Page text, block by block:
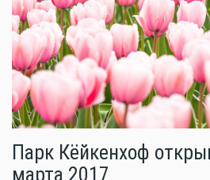
Парк Кёйкенхоф
марта 2017